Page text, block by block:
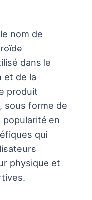
nom de
dans le
et de la
produit
sous forme de
popularité en
qui
physique et